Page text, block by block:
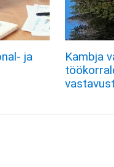
ja
Kambja
vastavust